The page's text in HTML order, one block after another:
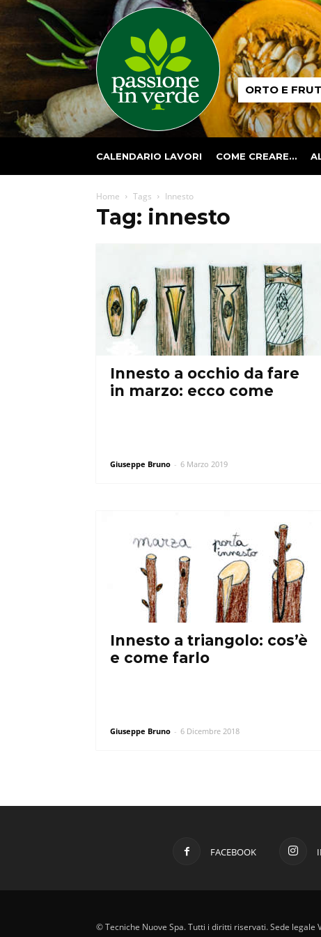
Passione
in ORTO E
CALENDARIO LAVORI COME CREARE…
Home Tags Innesto
Tag: innesto
Innesto a occhio da fare
in marzo: ecco come
Giuseppe Bruno - 6 Marzo 2019
Innesto a triangolo: cos’è
e come farlo
Giuseppe Bruno - 6 Dicembre 2018
FACEBOOK
© Tecniche Nuove Spa. Tutti i diritti riservati. Sede